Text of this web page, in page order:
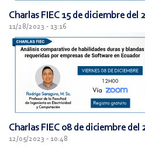
Charlas FIEC 15 de diciembre del
11/28/2023 - 13:16
Charlas FIEC 08 de diciembre del
12/05/2023 - 10:48